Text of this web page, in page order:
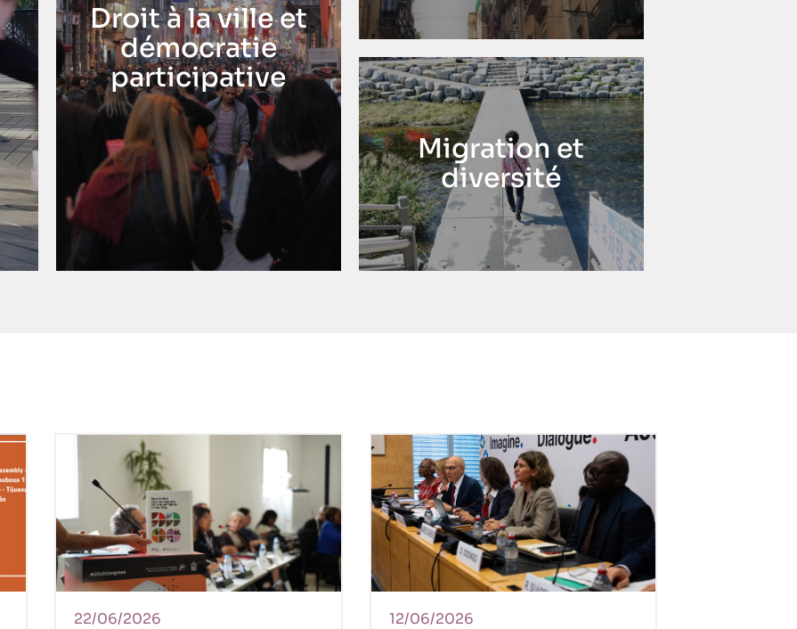
Droit à la ville et
démocratie
participative
Migration et
diversité
22/06/2026 12/06/2026